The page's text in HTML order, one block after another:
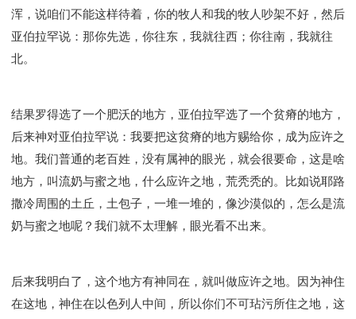
浑，说咱们不能这样待着，你的牧人和我的牧人吵架不好，然后
亚伯拉罕说：那你先选，你往东，我就往西；你往南，我就往
北。
结果罗得选了一个肥沃的地方，亚伯拉罕选了一个贫瘠的地方，
后来神对亚伯拉罕说：我要把这贫瘠的地方赐给你，成为应许之
地。我们普通的老百姓，没有属神的眼光，就会很要命，这是啥
地方，叫流奶与蜜之地，什么应许之地，荒秃秃的。比如说耶路
撒冷周围的土丘，土包子，一堆一堆的，像沙漠似的，怎么是流
奶与蜜之地呢？我们就不太理解，眼光看不出来。
后来我明白了，这个地方有神同在，就叫做应许之地。因为神住
在这地，神住在以色列人中间，所以你们不可玷污所住之地，这